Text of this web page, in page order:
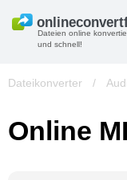
Dateien online
und schnell!
Dateikonverter /
Online